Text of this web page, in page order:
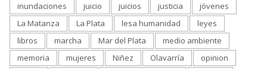
inundaciones
juicio juicios justicia
jóvenes
La Matanza
La Plata lesa humanidad
leyes
libros
marcha Mar del Plata
medio ambiente
memoria
mujeres Niñez Olavarría
opinion